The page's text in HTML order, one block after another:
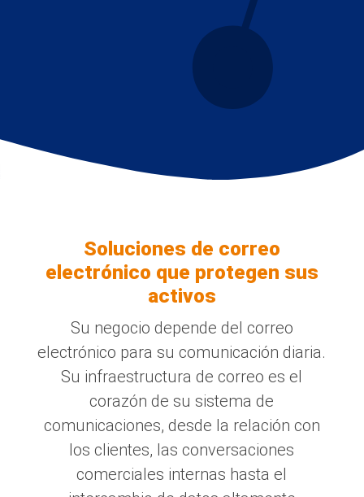
Soluciones de correo
electrónico que protegen sus
activos
Su negocio depende del correo
electrónico para su comunicación diaria.
Su infraestructura de correo es el
corazón de su sistema de
comunicaciones, desde la relación con
los clientes, las conversaciones
comerciales internas hasta el